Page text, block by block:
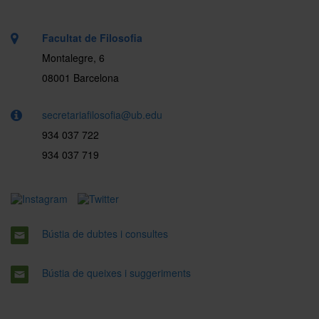
Facultat de Filosofia
Montalegre, 6
08001 Barcelona
secretariafilosofia@ub.edu
934 037 722
934 037 719
Bústia de dubtes i consultes
Bústia de queixes i suggeriments